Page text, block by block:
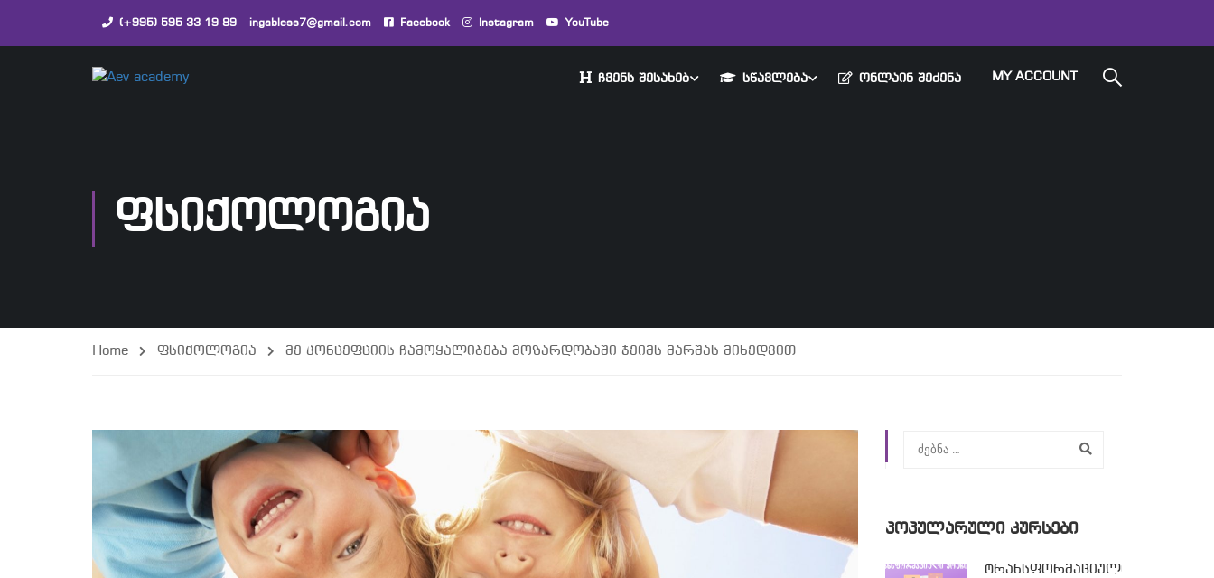
(+995) 595 33 19 89 ingabless7@gmail.com Facebook Instagram YouTube
ᲩᲕᲔᲜᲡ ᲨᲔᲡᲐᲮᲔᲑ ᲡᲬᲐᲕᲚᲔᲑᲐ ᲝᲜᲚᲐᲘᲜ ᲨᲔᲫᲔᲜᲐ MY ACCOUNT
ᲤᲡᲘᲥᲝᲚᲝᲒᲘᲐ
Home ფსიქოლოგია მე კონცეფციის ჩამოყალიბება მოზარდობაში ჯეიმს მარშას მიხედვით
ᲞᲝᲞᲣᲚᲐᲠᲣᲚᲘ ᲙᲣᲠᲡᲔᲑᲘ
ტრანსფორმაციული